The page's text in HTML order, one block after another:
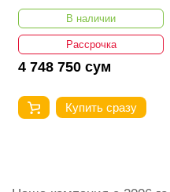
1150-550
В наличии
Рассрочка
4 748 750 сум
Купить сразу